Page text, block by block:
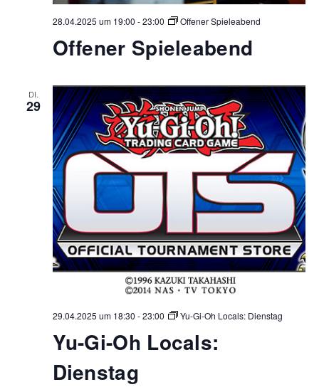
28.04.2025 um 19:00 -23:00 Offener Spieleabend
Offener Spieleabend
DI.
29
29.04.2025 um 18:30 -23:00 Yu-Gi-Oh Locals: Dienstag
Yu-Gi-Oh Locals:
Dienstag